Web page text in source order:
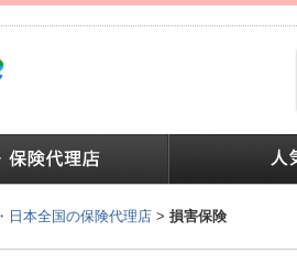
日本全国の保険代理店 > 損害保険